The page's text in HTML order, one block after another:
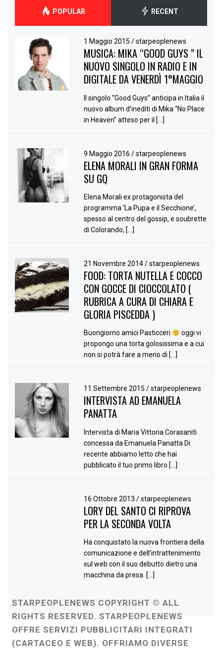
POPULAR RECENT
1 Maggio 2015/ starpeoplenews
MUSICA: MIKA “GOOD GUYS ” IL
NUOVO SINGOLO IN RADIO E IN
DIGITALE DA VENERDÌ 1°MAGGIO
Il singolo “Good Guys” anticipa in Italia il
nuovo album d’inediti di Mika “No Place
in Heaven” atteso per il […]
9 Maggio 2016/ starpeoplenews
ELENA MORALI IN GRAN FORMA
SU GQ
Elena Morali ex protagonista del
programma ‘La Pupa e il Secchione’,
spesso al centro del gossip, e soubrette
di Colorando, […]
21 Novembre 2014/ starpeoplenews
FOOD: TORTA NUTELLA E COCCO
CON GOCCE DI CIOCCOLATO (
RUBRICA A CURA DI CHIARA E
GLORIA PISCEDDA )
Buongiorno amici Pasticceri
oggi vi
propongo una torta golosissima e a cui
non si potrà fare a meno di […]
11 Settembre 2015/ starpeoplenews
INTERVISTA AD EMANUELA
PANATTA
Intervista di Maria Vittoria Corasaniti
concessa da Emanuela Panatta Di
recente abbiamo letto che hai
pubblicato il tuo primo libro […]
16 Ottobre 2013/ starpeoplenews
LORY DEL SANTO CI RIPROVA
PER LA SECONDA VOLTA
Ha conquistato la nuova frontiera della
comunicazione e dell’intrattenimento
sul web con il suo debutto dietro una
macchina da presa. […]
STARPEOPLENEWS COPYRIGHT © ALL
RIGHTS RESERVED. STARPEOPLENEWS
OFFRE SERVIZI PUBBLICITARI INTEGRATI
(CARTACEO E WEB). OFFRIAMO DIVERSE